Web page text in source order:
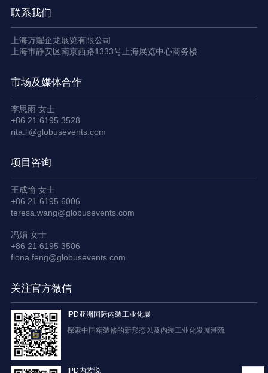
联系我们
上海万耀企龙展览有限公司
上海市静安区南京西路1333号上海展览中心商务楼
市场及媒体合作
李思雨 女士
+86 21 6195 3528
rita.li@globusevents.com
项目咨询
王成愉 女士
+86 21 6195 6006
teresa.wang@globusevents.com
冯娟 女士
+86 21 6195 3506
fiona.feng@globusevents.com
关注官方微信
IPD亚洲国际内装工业化展
探索中国精装修的新形态以及内装工业化发展潮流
IPD内装说